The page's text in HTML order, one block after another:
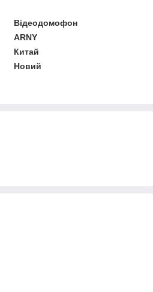
Відеодомофон
ARNY
Китай
Новий